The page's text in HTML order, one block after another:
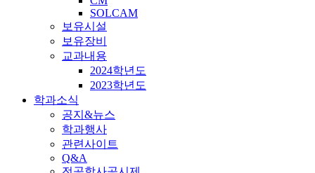
SOLCAM
보유시설
보유장비
교과내용
2024학년도
2023학년도
학과소식
공지&뉴스
학과행사
관련사이트
Q&A